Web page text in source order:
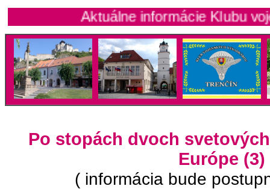
Aktuálne informácie Klubu
Po stopách dvoch
Európe (3)
( informácia bude